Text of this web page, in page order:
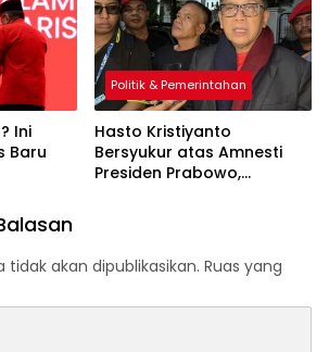
Ini
Baru
Politik & Pemerintahan
Hasto Kristiyanto
Bersyukur atas Amnesti
Presiden Prabowo,
akan dipublikasikan. Ruas yang